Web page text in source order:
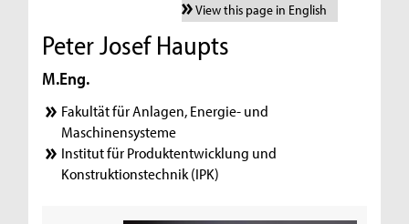
View this page in English
Peter Josef Haupts
M.Eng.
Fakultät für Anlagen, Energie- und
Maschinensysteme
Institut für Produktentwicklung und
Konstruktionstechnik (IPK)